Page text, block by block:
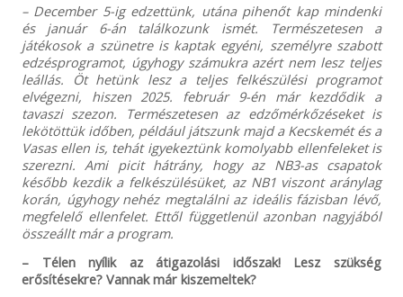
– December 5-ig edzettünk, utána pihenőt kap mindenki
és január 6-án találkozunk ismét. Természetesen a
játékosok a szünetre is kaptak egyéni, személyre szabott
edzésprogramot, úgyhogy számukra azért nem lesz teljes
leállás. Öt hetünk lesz a teljes felkészülési programot
elvégezni, hiszen 2025. február 9-én már kezdődik a
tavaszi szezon. Természetesen az edzőmérkőzéseket is
lekötöttük időben, például játszunk majd a Kecskemét és a
Vasas ellen is, tehát igyekeztünk komolyabb ellenfeleket is
szerezni. Ami picit hátrány, hogy az NB3-as csapatok
később kezdik a felkészülésüket, az NB1 viszont aránylag
korán, úgyhogy nehéz megtalálni az ideális fázisban lévő,
megfelelő ellenfelet. Ettől függetlenül azonban nagyjából
összeállt már a program.
– Télen nyílik az átigazolási időszak! Lesz szükség
erősítésekre? Vannak már kiszemeltek?